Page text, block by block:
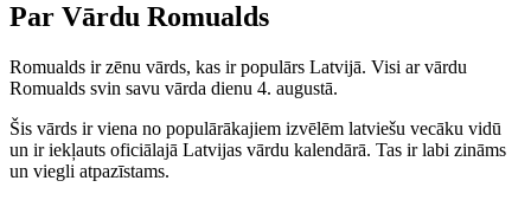
Par Vārdu Romualds
Romualds irzēnu vārds, kas ir populārs Latvijā. Visi ar vārdu
Romualds svin savu vārda dienu 4. augustā.
Šis vārds ir viena no populārākajiem izvēlēm latviešu vecāku vidū
un ir iekļauts oficiālajā Latvijas vārdu kalendārā. Tas ir labi zināms
un viegli atpazīstams.